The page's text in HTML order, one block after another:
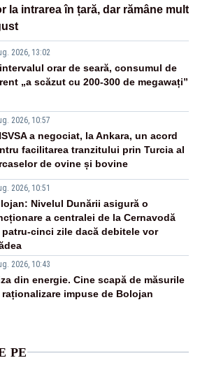
la intrarea în țară, dar rămâne mult
2026, 13:02
orar de seară, consumul de
„a scăzut cu 200-300 de megawați”
2026, 10:57
a negociat, la Ankara, un acord
facilitarea tranzitului prin Turcia al
de ovine și bovine
2026, 10:51
Nivelul Dunării asigură o
a centralei de la Cernavodă
patru-cinci zile dacă debitele vor
2026, 10:43
din energie. Cine scapă de măsurile
raționalizare impuse de Bolojan
PE